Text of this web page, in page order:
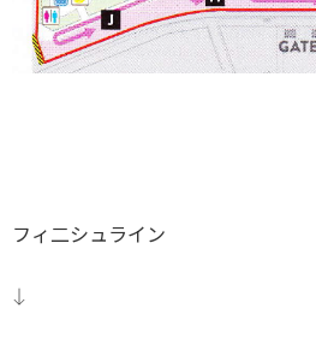
フィ二シュライン
↓